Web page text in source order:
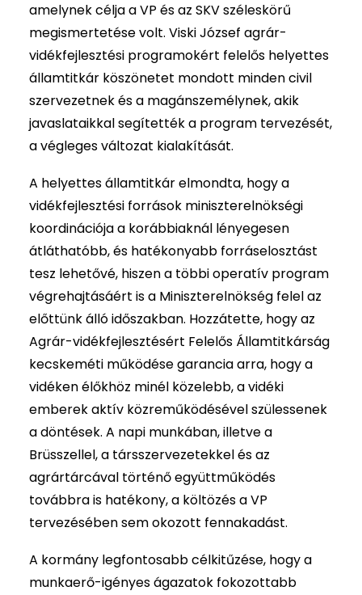
amelynek célja a VP és az SKV széleskörű
megismertetése volt. Viski József agrár-
vidékfejlesztési programokért felelős helyettes
államtitkár köszönetet mondott minden civil
szervezetnek és a magánszemélynek, akik
javaslataikkal segítették a program tervezését,
a végleges változat kialakítását.
A helyettes államtitkár elmondta, hogy a
vidékfejlesztési források miniszterelnökségi
koordinációja a korábbiaknál lényegesen
átláthatóbb, és hatékonyabb forráselosztást
tesz lehetővé, hiszen a többi operatív program
végrehajtásáért is a Miniszterelnökség felel az
előttünk álló időszakban. Hozzátette, hogy az
Agrár-vidékfejlesztésért Felelős Államtitkárság
kecskeméti működése garancia arra, hogy a
vidéken élőkhöz minél közelebb, a vidéki
emberek aktív közreműködésével szülessenek
a döntések. A napi munkában, illetve a
Brüsszellel, a társszervezetekkel és az
agrártárcával történő együttműködés
továbbra is hatékony, a költözés a VP
tervezésében sem okozott fennakadást.
A kormány legfontosabb célkitűzése, hogy a
munkaerő-igényes ágazatok fokozottabb